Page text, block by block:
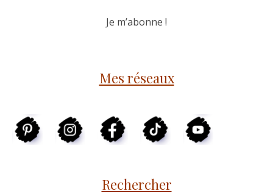
Mes réseaux
Rechercher